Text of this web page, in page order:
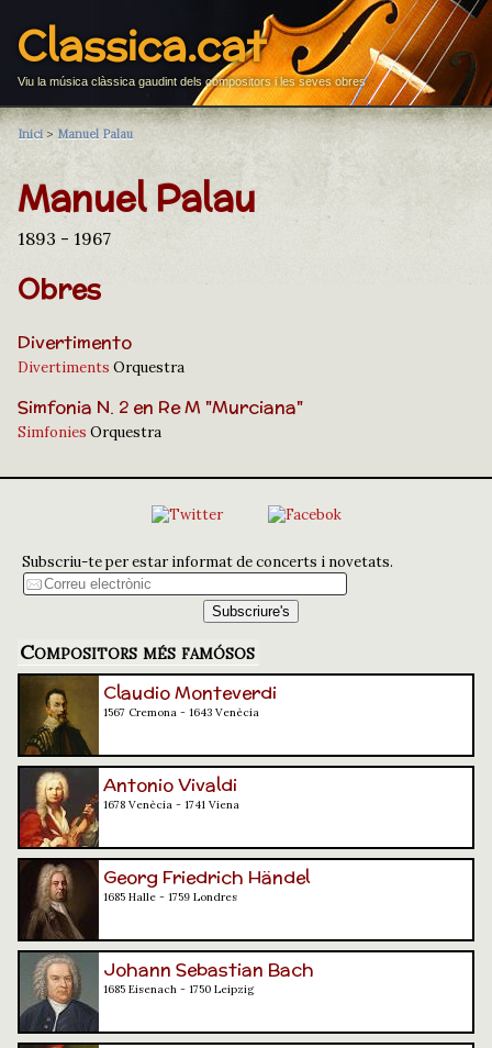
Classica.cat
Viu la música clàssica gaudint dels compositors i les seves obres
Inici > Manuel Palau
Manuel Palau
1893 - 1967
Obres
Divertimento
Divertiments Orquestra
Simfonia N. 2 en Re M "Murciana"
Simfonies Orquestra
Subscriu-te per estar informat de concerts i novetats.
Compositors més famósos
Claudio Monteverdi
1567 Cremona - 1643 Venècia
Antonio Vivaldi
1678 Venècia - 1741 Viena
Georg Friedrich Händel
1685 Halle - 1759 Londres
Johann Sebastian Bach
1685 Eisenach - 1750 Leipzig